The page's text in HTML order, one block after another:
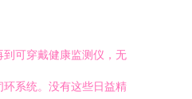
可穿戴健康监测仪，无
系统。没有这些日益精